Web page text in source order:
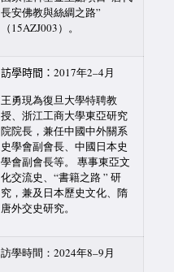
長安佛教與絲綢之路”
（15AZJ003）。
訪學時間： 2017年2–4月
王勇現為復旦大學特聘教
授、浙江工商大學東亞研究
院院長，兼任中國中外關系
史學會副會長、中國日本史
學會副會長等。 專事東亞文
化交流史、“書籍之路 ” 研
究，兼及日本歷史文化、隋
唐外交史研究。
訪學時間：2024年8–9月